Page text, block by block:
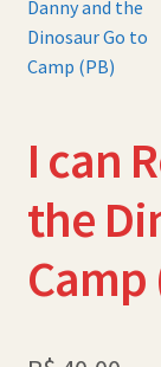
Checkout
Minha Conta
Política de
Quem Somos
I can
the
Camp